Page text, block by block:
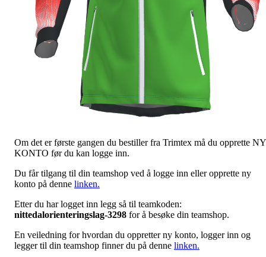
Om det er første gangen du bestiller fra Trimtex må du opprette NY
KONTO før du kan logge inn.
Du får tilgang til din teamshop ved å logge inn eller opprette ny
konto på denne linken.
Etter du har logget inn legg så til teamkoden:
nittedalorienteringslag-3298 for å besøke din teamshop.
En veiledning for hvordan du oppretter ny konto, logger inn og
legger til din teamshop finner du på denne linken.